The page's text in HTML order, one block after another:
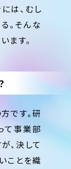
は、むし
。そんな
ます。
です。研
て事業部
、決して
ことを織